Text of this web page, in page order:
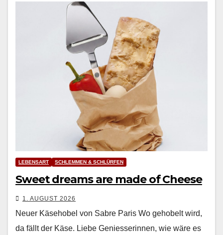
LEBENSART SCHLEMMEN & SCHLÜRFEN
Sweet dreams are made of Cheese
1. AUGUST 2026
Neuer Käsehobel von Sabre Paris Wo geho­belt wird,
da fällt der Käse. Liebe Geniesserin­nen, wie wäre es